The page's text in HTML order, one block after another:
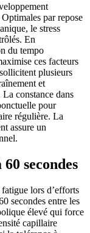
par repose
le stress
En
du tempo
ces facteurs
plusieurs
et
constance dans
pour
régulière. La
assure un
secondes
lors d’efforts
secondes entre les
élevé qui force
capillaire